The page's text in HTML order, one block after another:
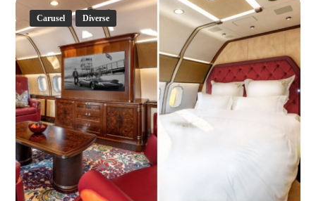
Carusel Diverse